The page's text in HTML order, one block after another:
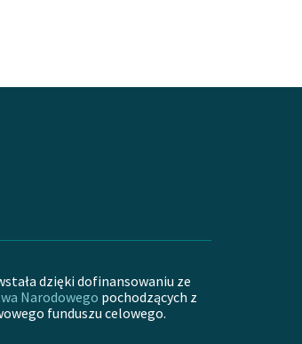
dzięki dofinansowaniu ze
Narodowego pochodzących z
funduszu celowego.